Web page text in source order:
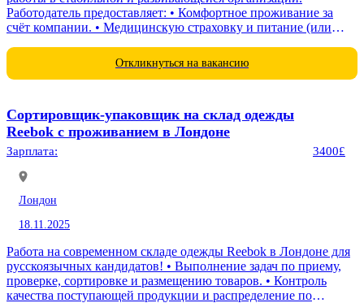
Работодатель предоставляет: • Комфортное проживание за
счёт компании. • Медицинскую страховку и питание (или
Откликнуться на вакансию
Сортировщик-упаковщик на склад одежды
Reebok с проживанием в Лондоне
Зарплата: 3400£
Лондон
18.11.2025
Работа на современном складе одежды Reebok в Лондоне для
русскоязычных кандидатов! • Выполнение задач по приему,
проверке, сортировке и размещению товаров. • Контроль
качества поступающей продукции и распределение по